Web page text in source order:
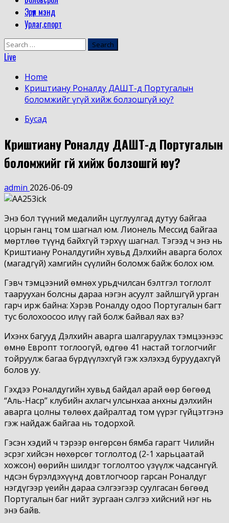
Эрүүл мэнд
Урлаг,спорт
Search
for:
Live
Home
Криштиану Роналду ДАШТ-д Португалын
боломжийг үгүй хийж болзошгүй юу?
Бусад
Криштиану Роналду ДАШТ-д Португалын
боломжийг үгүй хийж болзошгүй юу?
admin 2026-06-09
Энэ бол түүний медалийн цуглуулгад дутуу байгаа
цорын ганц том шагнал юм. Лионель Мессид байгаа
мөртлөө түүнд байхгүй тэрхүү шагнал. Тэгээд ч энэ нь
Криштиану Роналдугийн хувьд Дэлхийн аварга болох
(магадгүй) хамгийн сүүлийн боломж байж болох юм.
Гэвч тэмцээний өмнөх урьдчилсан бэлтгэл тоглолт
тааруухан болсны дараа нэгэн асуулт зайлшгүй урган
гарч ирж байна: Хэрэв Роналду одоо Португалын багт
тус болохоосоо илүү гай болж байвал яах вэ?
Ихэнх багууд Дэлхийн аварга шалгаруулах тэмцээнээс
өмнө Европт тоглоогүй, өдгөө 41 настай тоглогчийг
тойруулж багаа бүрдүүлэхгүй гэж хэлэхэд буруудахгүй
болов уу.
Гэхдээ Роналдугийн хувьд байдал арай өөр бөгөөд
“Аль-Наср” клубийн ахлагч улсынхаа анхны дэлхийн
аварга цолны төлөөх дайралтад том үүрэг гүйцэтгэнэ
гэж найдаж байгаа нь тодорхой.
Гэсэн хэдий ч тэрээр өнгөрсөн бямба гарагт Чилийн
эсрэг хийсэн нөхөрсөг тоглолтод (2-1 харьцаатай
хожсон) өөрийн шилдэг тоглолтоо үзүүлж чадсангүй.
Үндсэн бүрэлдэхүүнд довтлогчоор гарсан Роналдуг
нэгдүгээр үеийн дараа сэлгээгээр суулгасан бөгөөд
Португалын баг нийт зургаан сэлгээ хийсний нэг нь
энэ байв.